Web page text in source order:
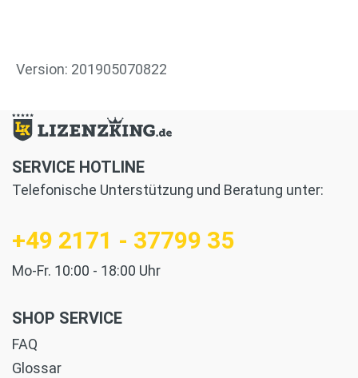
Version: 201905070822
SERVICE HOTLINE
Telefonische Unterstützung und Beratung unter:
+49 2171 - 37799 35
Mo-Fr. 10:00 - 18:00 Uhr
SHOP SERVICE
FAQ
Glossar